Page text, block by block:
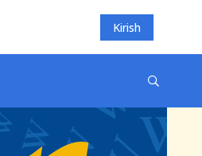
Kirish